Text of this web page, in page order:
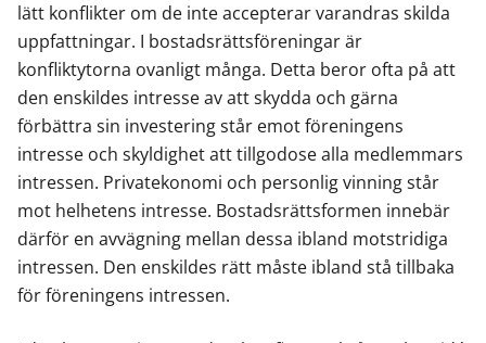
lätt konflikter om de inte accepterar varandras skilda
uppfattningar. I bostadsrättsföreningar är
konfliktytorna ovanligt många. Detta beror ofta på att
den enskildes intresse av att skydda och gärna
förbättra sin investering står emot föreningens
intresse och skyldighet att tillgodose alla medlemmars
intressen. Privatekonomi och personlig vinning står
mot helhetens intresse. Bostadsrättsformen innebär
därför en avvägning mellan dessa ibland motstridiga
intressen. Den enskildes rätt måste ibland stå tillbaka
för föreningens intressen.